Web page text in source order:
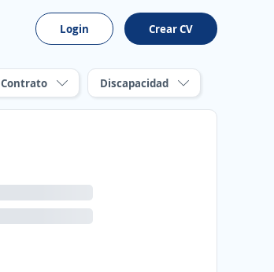
Login Crear CV
Contrato Discapacidad